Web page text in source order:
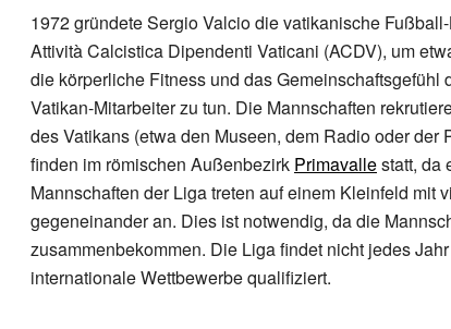
1972 gründete Sergio Valcio die vatikanische
Attività Calcistica Dipendenti Vaticani (ACDV), um
die körperliche Fitness und das Gemeinschaftsgefühl
Vatikan-Mitarbeiter zu tun. Die Mannschaften
des Vatikans (etwa den Museen, dem Radio oder
finden im römischen Außenbezirk Primavallestatt, da
Mannschaften der Liga treten auf einem Kleinfeld mit
gegeneinander an. Dies ist notwendig, da die
zusammenbekommen. Die Liga findet nicht jedes
internationale Wettbewerbe qualifiziert.